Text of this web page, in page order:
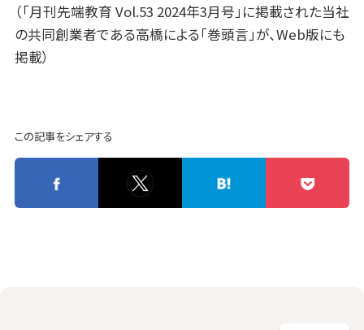
（「月刊先端教育 Vol.53 2024年3月号」に掲載された当社
の共同創業者である高橋による「巻頭言」が、Web版にも
掲載）
この記事をシェアする